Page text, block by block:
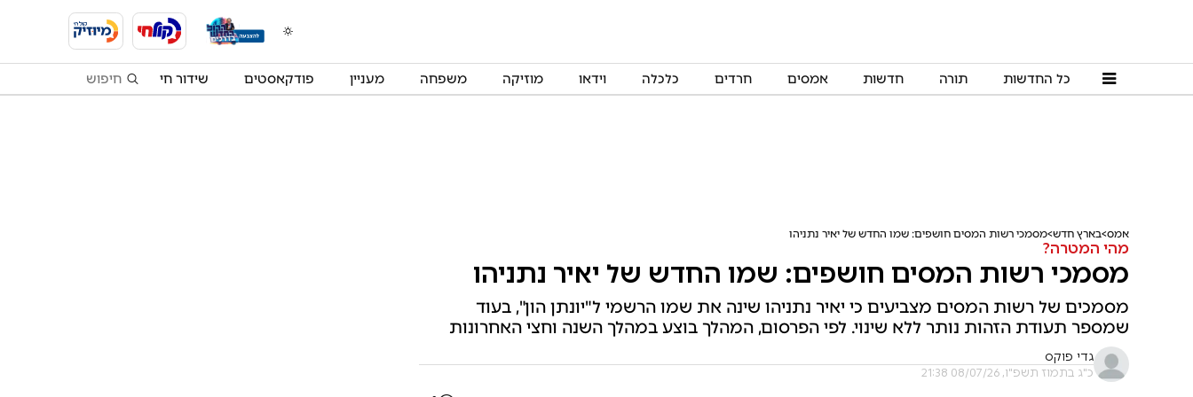
כל החדשות תורה חדשות אמסים חרדים כלכלה וידאו מוזיקה משפחה מעניין פודקאסטים שידור חי
אמס בארץ חדש מסמכי רשות המסים חושפים: שמו החדש של יאיר נתניהו
מהי המטרה?
מסמכי רשות המסים חושפים: שמו החדש של יאיר נתניהו
מסמכים של רשות המסים מצביעים כי יאיר נתניהו שינה את שמו הרשמי ל"יונתן הון", בעוד
שמספר תעודת הזהות נותר ללא שינוי. לפי הפרסום, המהלך בוצע במהלך השנה וחצי האחרונות
גדי פוקס
כ"ג בתמוז תשפ"ו, 08/07/26 21:38